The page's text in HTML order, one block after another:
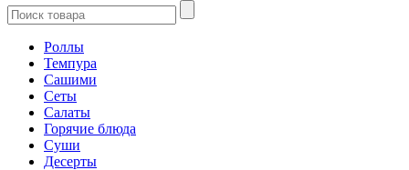
Роллы
Темпура
Сашими
Сеты
Салаты
Горячие блюда
Суши
Десерты